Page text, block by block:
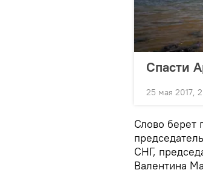
Спасти
25 мая 2017,
Слово берет
СНГ,
Валентина